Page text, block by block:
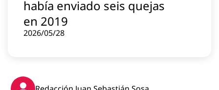
había enviado seis quejas
en 2019
2026/05/28